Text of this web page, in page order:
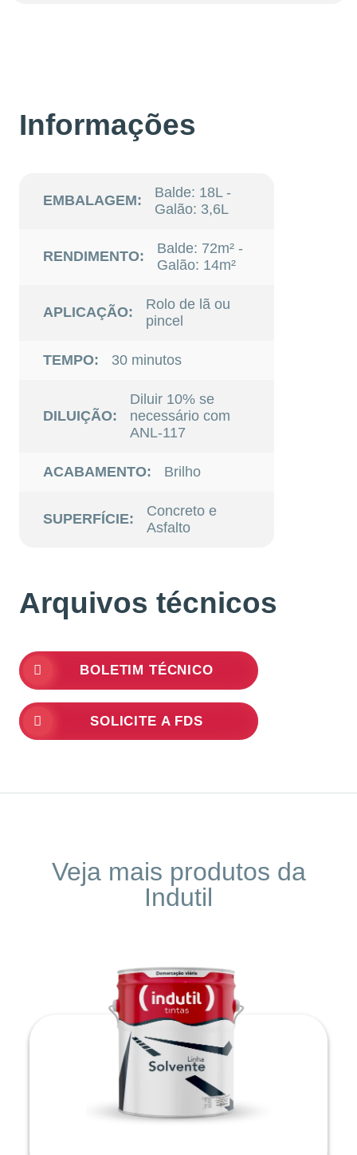
Informações
EMBALAGEM:
Balde: 18L -
Galão: 3,6L
RENDIMENTO:
Balde: 72m² -
Galão: 14m²
APLICAÇÃO:
Rolo de lã ou
pincel
TEMPO: 30 minutos
DILUIÇÃO:
Diluir 10% se
necessário com
ANL-117
ACABAMENTO: Brilho
SUPERFÍCIE:
Concreto e
Asfalto
Arquivos técnicos
BOLETIM TÉCNICO
SOLICITE A FDS
Veja mais produtos da
Indutil